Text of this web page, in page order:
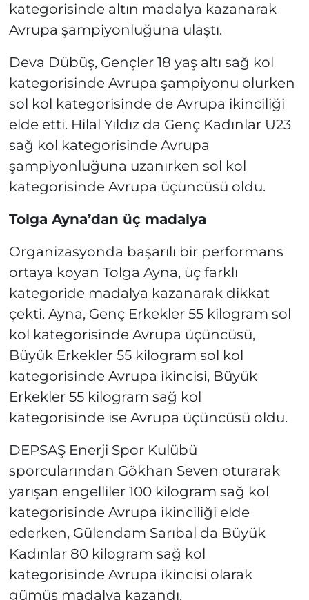
kategorisinde altın madalya kazanarak
Avrupa şampiyonluğuna ulaştı.
Deva Dübüş, Gençler 18 yaş altı sağ kol
kategorisinde Avrupa şampiyonu olurken
sol kol kategorisinde de Avrupa ikinciliği
elde etti. Hilal Yıldız da Genç Kadınlar U23
sağ kol kategorisinde Avrupa
şampiyonluğuna uzanırken sol kol
kategorisinde Avrupa üçüncüsü oldu.
Tolga Ayna’dan üç madalya
Organizasyonda başarılı bir performans
ortaya koyan Tolga Ayna, üç farklı
kategoride madalya kazanarak dikkat
çekti. Ayna, Genç Erkekler 55 kilogram sol
kol kategorisinde Avrupa üçüncüsü,
Büyük Erkekler 55 kilogram sol kol
kategorisinde Avrupa ikincisi, Büyük
Erkekler 55 kilogram sağ kol
kategorisinde ise Avrupa üçüncüsü oldu.
DEPSAŞ Enerji Spor Kulübü
sporcularından Gökhan Seven oturarak
yarışan engelliler 100 kilogram sağ kol
kategorisinde Avrupa ikinciliği elde
ederken, Gülendam Sarıbal da Büyük
Kadınlar 80 kilogram sağ kol
kategorisinde Avrupa ikincisi olarak
gümüş madalya kazandı.